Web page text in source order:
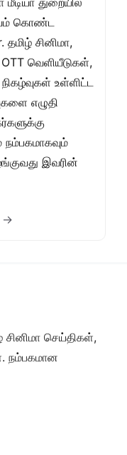
கொண்ட
சினிமா,
வெளியீடுகள்,
உள்ளிட்ட
எழுதி
நம்பகமாகவும்
இவரின்
→
செய்திகள்,
நம்பகமான